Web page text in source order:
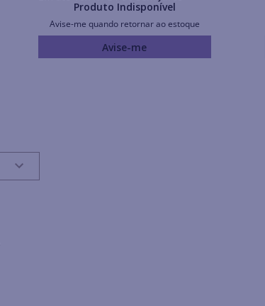
Produto Indisponível
Avise-me quando retornar ao estoque
Avise-me